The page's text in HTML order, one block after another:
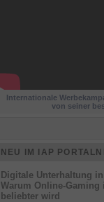
Internationale
von seiner
NEU IM IAP
Digitale Unterhaltung
Warum Online-Gaming
beliebter wird